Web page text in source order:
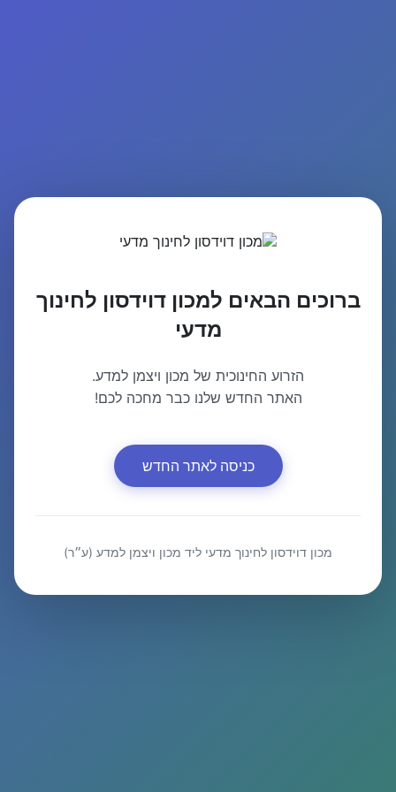
ברוכים הבאים למכון דוידסון לחינוך
מדעי
הזרוע החינוכית של מכון ויצמן למדע.
האתר החדש שלנו כבר מחכה לכם!
כניסה לאתר החדש
מכון דוידסון לחינוך מדעי ליד מכון ויצמן למדע (ע״ר)